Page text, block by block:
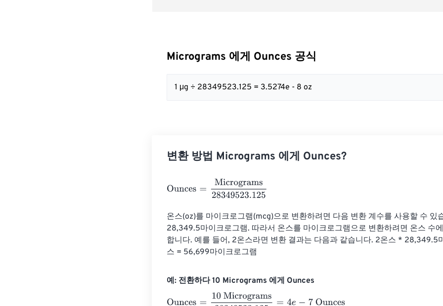
Micrograms 에게 Ounces 공식
1 μg ÷ 28349523.125 = 3.5274e - 8 oz
변환 방법 Micrograms 에게 Ounces?
Ounces Micrograms28349523.125
온스(oz)를 마이크로그램(mcg)으로 변환하려면 다음 변환 계수를 사용할 수 있
28,349.5마이크로그램. 따라서 온스를 마이크로그램으로 변환하려면 온스 수
합니다. 예를 들어, 2온스라면 변환 결과는 다음과 같습니다. 2온스 * 28,349.5
스 = 56,699마이크로그램
예: 전환하다 10 Micrograms 에게 Ounces
Ounces
10 Micrograms28349523.125 =4 e-